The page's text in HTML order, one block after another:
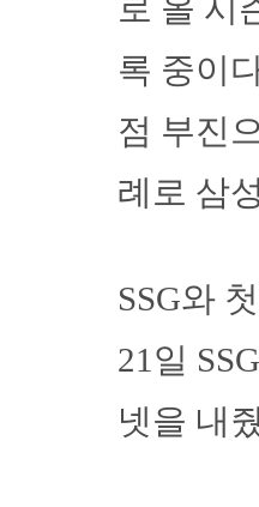
로 올 시
록 중이
점 부진
례로 삼
SSG와
21일
넷을 내